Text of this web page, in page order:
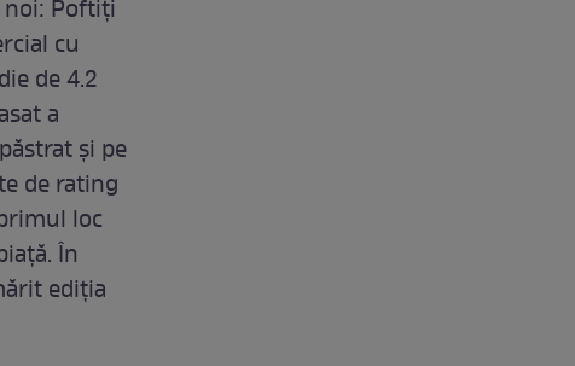
Poftiți
cu
de 4.2
a
și pe
de rating
loc
În
ediția